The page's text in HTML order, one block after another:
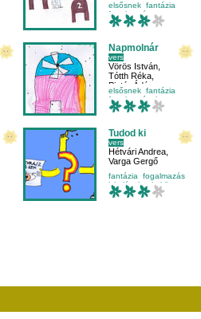
elsősnek fantázia
fogalmazás
mese-vers
Napmolnár
vers
Vörös István
Tótth Réka
Pintér Ádám
elsősnek fantázia
fogalmazás
hangos
Tudod ki
vers
Hétvári Andrea
Varga Gergő
fantázia
fogalmazás
iskolásoknak környezet